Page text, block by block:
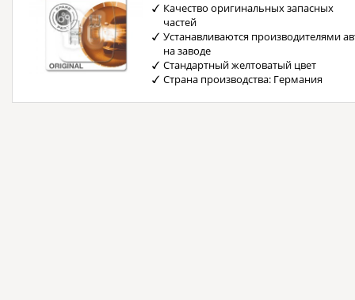
Качество оригинальных запасных
частей
Устанавливаются производителями
на заводе
Стандартный желтоватый цвет
Страна производства: Германия